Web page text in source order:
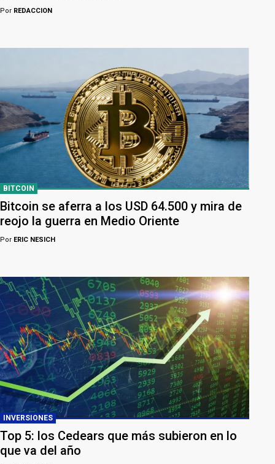
Por REDACCION
BITCOIN
Bitcoin se aferra a los USD 64.500 y mira de
reojo la guerra en Medio Oriente
Por ERIC NESICH
INVERSIONES
Top 5: los Cedears que más subieron en lo
que va del año